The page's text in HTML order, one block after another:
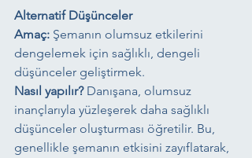
Alternatif Düşünceler
Amaç: Şemanın olumsuz etkilerini
dengelemek için sağlıklı, dengeli
düşünceler geliştirmek.
Nasıl yapılır? Danışana, olumsuz
inançlarıyla yüzleşerek daha sağlıklı
düşünceler oluşturması öğretilir. Bu,
genellikle şemanın etkisini zayıflatarak,